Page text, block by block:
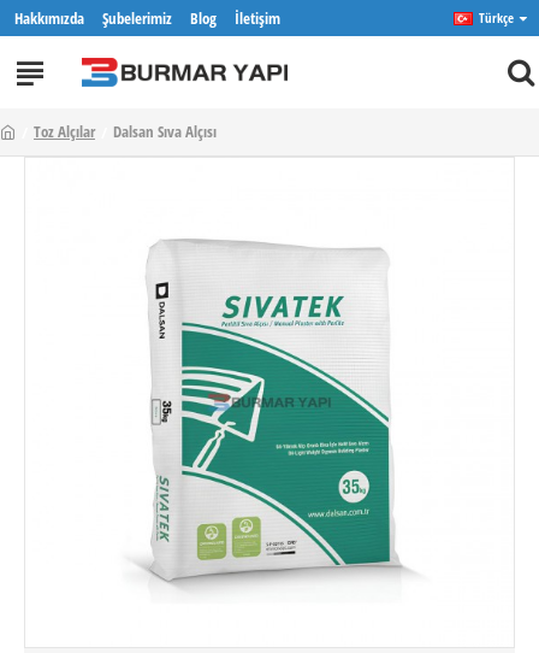
Hakkımızda Şubelerimiz Blog İletişim Türkçe
Toz Alçılar Dalsan Sıva Alçısı